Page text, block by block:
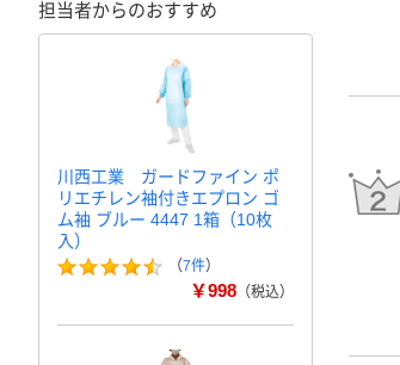
担当者からのおすすめ
川西工業 ガードファイン ポ
リエチレン袖付きエプロン ゴ
ム袖 ブルー 4447 1箱（10枚
入）
（7件）
￥998 （税込）